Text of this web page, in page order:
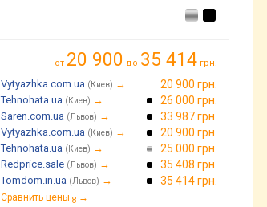
от 20 900 до 35 414 грн.
Vytyazhka.com.ua (Киев) → 20 900 грн.
Tehnohata.ua (Киев) → 26 000 грн.
Saren.com.ua (Львов) → 33 987 грн.
Vytyazhka.com.ua (Киев) → 20 900 грн.
Tehnohata.ua (Киев) → 25 000 грн.
Redprice.sale (Львов) → 35 408 грн.
Tomdom.in.ua (Львов) → 35 414 грн.
Сравнить цены 8 →